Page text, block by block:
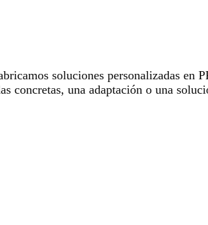
soluciones personalizadas en
concretas, una adaptación o una